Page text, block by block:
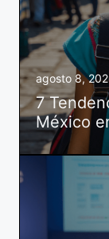
agosto 8,
7
México